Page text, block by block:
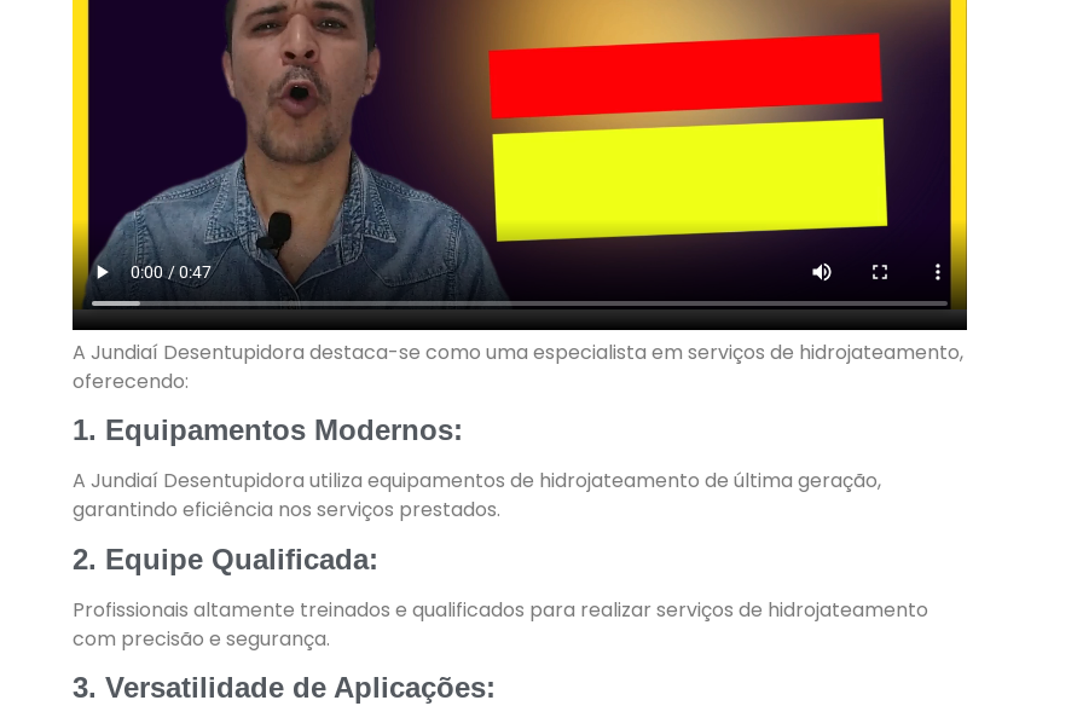
A Jundiaí Desentupidora destaca-se como uma especialista em serviços de hidrojateamento,
oferecendo:
1. Equipamentos Modernos:
A Jundiaí Desentupidora utiliza equipamentos de hidrojateamento de última geração,
garantindo eficiência nos serviços prestados.
2. Equipe Qualificada:
Profissionais altamente treinados e qualificados para realizar serviços de hidrojateamento
com precisão e segurança.
3. Versatilidade de Aplicações: